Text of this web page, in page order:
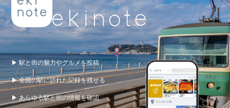
▶ 駅と街の魅力やグルメを投稿
▶ 全国の駅に訪れた記録を残せる
▶ あらゆる駅と街の情報を確認